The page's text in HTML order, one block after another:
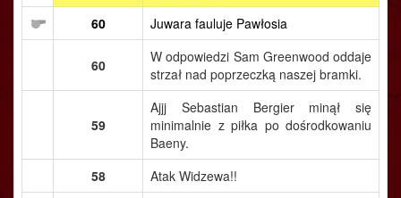
60
Juwara fauluje Pawłosia
60
W odpowiedzi Sam Greenwood oddaje
strzał nad poprzeczką naszej bramki.
59
Ajjj Sebastian Bergier minął się
minimalnie z piłka po dośrodkowaniu
Baeny.
58
Atak Widzewa!!